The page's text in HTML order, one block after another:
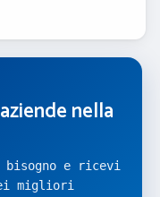
nella
e ricevi
migliori